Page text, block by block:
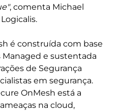
, comenta Michael
é construída com base
Managed e sustentada
de Segurança
em segurança.
OnMesh está a
na cloud,